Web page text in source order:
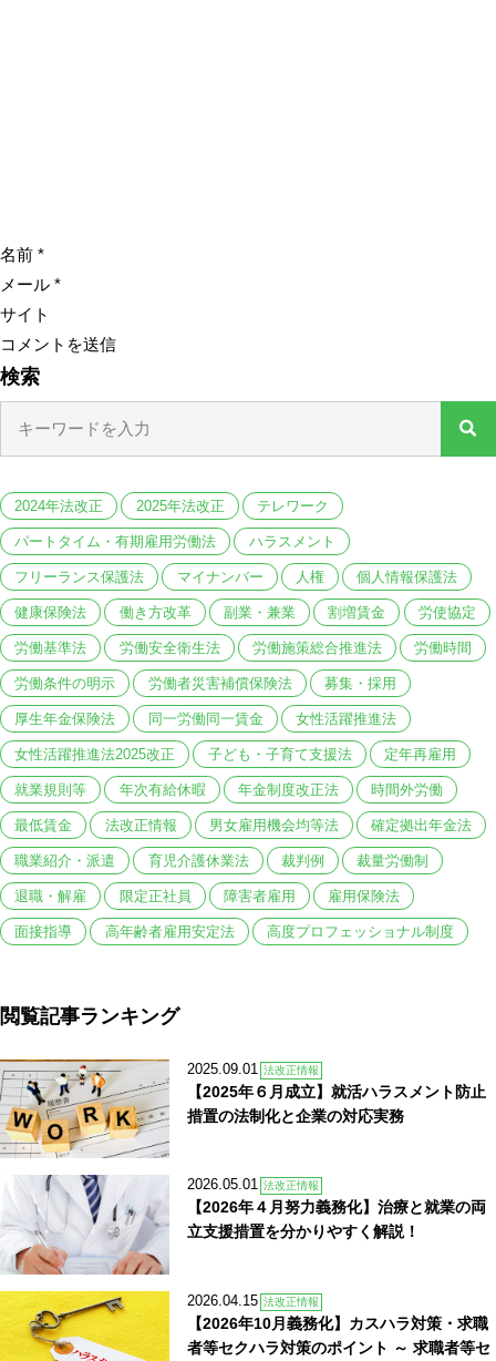
名前 *
メール *
サイト
検索
2024年法改正 2025年法改正 テレワーク
パートタイム・有期雇用労働法 ハラスメント
フリーランス保護法 マイナンバー 人権 個人情報保護法
健康保険法 働き方改革 副業・兼業 割増賃金 労使協定
労働基準法 労働安全衛生法 労働施策総合推進法 労働時間
労働条件の明示 労働者災害補償保険法 募集・採用
厚生年金保険法 同一労働同一賃金 女性活躍推進法
女性活躍推進法2025改正 子ども・子育て支援法 定年再雇用
就業規則等 年次有給休暇 年金制度改正法 時間外労働
最低賃金 法改正情報 男女雇用機会均等法 確定拠出年金法
職業紹介・派遣 育児介護休業法 裁判例 裁量労働制
退職・解雇 限定正社員 障害者雇用 雇用保険法
面接指導 高年齢者雇用安定法 高度プロフェッショナル制度
閲覧記事ランキング
2025.09.01 法改正情報
【2025年６月成立】就活ハラスメント防止
措置の法制化と企業の対応実務
2026.05.01 法改正情報
【2026年４月努力義務化】治療と就業の両
立支援措置を分かりやすく解説！
2026.04.15 法改正情報
【2026年10月義務化】カスハラ対策・求職
者等セクハラ対策のポイント ～ 求職者等セ